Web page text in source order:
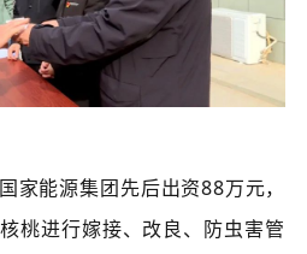
家能源集团先后出资88万元，
桃进行嫁接、改良、防虫害管